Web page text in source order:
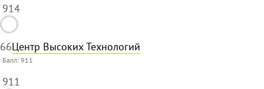
914
66Центр Высоких Технологий
Балл:911
911